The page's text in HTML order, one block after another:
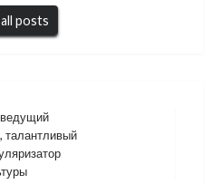
posts
талантливый